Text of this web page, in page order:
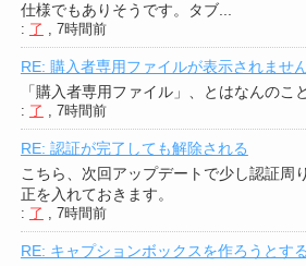
仕様でもありそうです。タブ...
: 了 , 7時間前
RE: 購入者専用ファイルが表示されませ
「購入者専用ファイル」、とはなんのこ
: 了 , 7時間前
RE: 認証が完了しても解除される
こちら、次回アップデートで少し認証周
正を入れておきます。
: 了 , 7時間前
RE: キャプションボックスを作ろうとす